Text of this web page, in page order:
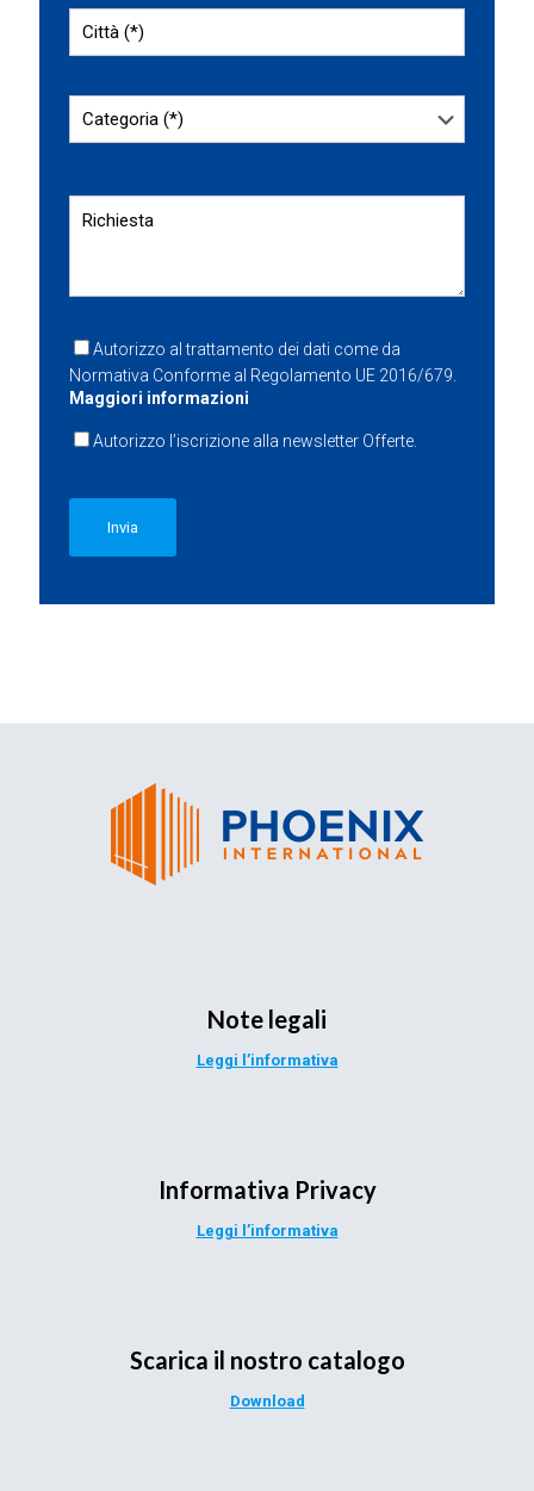
Autorizzo al trattamento dei dati come da
Normativa Conforme al Regolamento UE 2016/679.
Maggiori informazioni
Autorizzo l’iscrizione alla newsletter Offerte.
Note legali
Leggi l’informativa
Informativa Privacy
Leggi l’informativa
Scarica il nostro catalogo
Download